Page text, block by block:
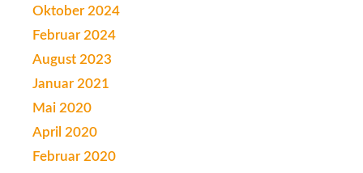
Oktober 2024
Februar 2024
August 2023
Januar 2021
Mai 2020
April 2020
Februar 2020